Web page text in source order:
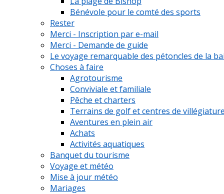
Bénévole pour le comté des sports
Rester
Merci - Inscription par e-mail
Merci - Demande de guide
Le voyage remarquable des pétoncles de la
Choses à faire
Agrotourisme
Conviviale et familiale
Pêche et charters
Terrains de golf et centres de
Aventures en plein air
Achats
Activités aquatiques
Banquet du tourisme
Voyage et météo
Mise à jour météo
Mariages